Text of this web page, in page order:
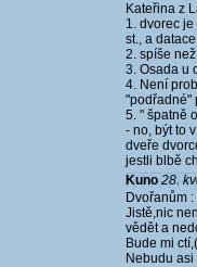
Kateřina z
1. dvorec
st., a
2. spíše
3. Osada u
4. Není
"podřadné"
5. " špatně
- no, být to
dveře
jestli blbě
Kuno 28.
Dvořanům
Jistě,nic
vědět a
Bude mi
Nebudu